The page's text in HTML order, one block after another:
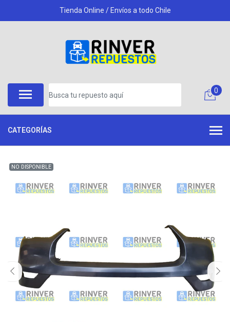
Tienda Online / Envíos a todo Chile
0
CATEGORÍAS
NO DISPONIBLE